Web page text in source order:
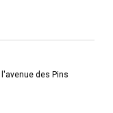
des Pins